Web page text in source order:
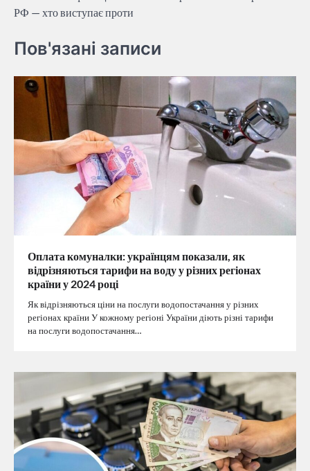
РФ — хто виступає проти
Пов'язані записи
Оплата комуналки: українцям показали, як
відрізняються тарифи на воду у різних регіонах
країни у 2024 році
Як відрізняються ціни на послуги водопостачання у різних
регіонах країни У кожному регіоні України діють різні тарифи
на послуги водопостачання…